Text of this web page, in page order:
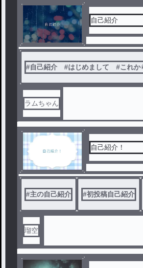
自己紹介
#自己紹介 #はじめまして #これか
ラムちゃん
自己紹介！
#主の自己紹介 #初投稿自己紹介
瑠空